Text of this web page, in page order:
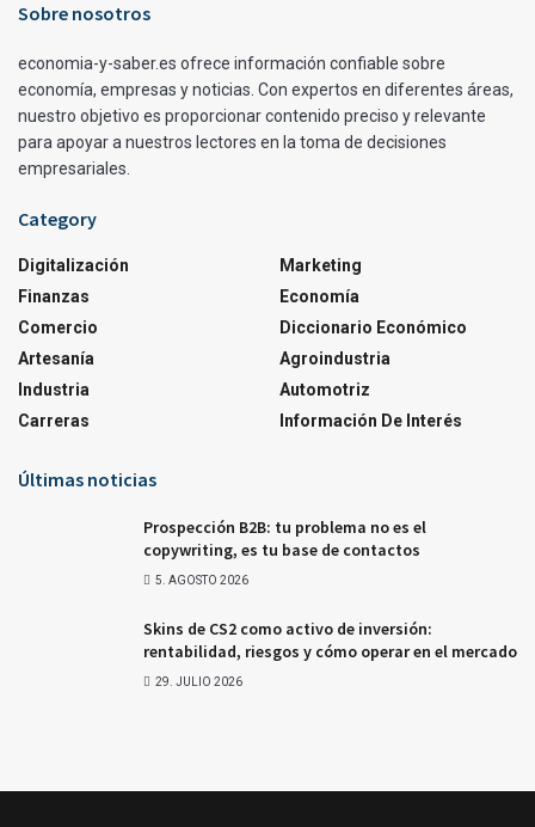
Sobre nosotros
economia-y-saber.es ofrece información confiable sobre
economía, empresas y noticias. Con expertos en diferentes áreas,
nuestro objetivo es proporcionar contenido preciso y relevante
para apoyar a nuestros lectores en la toma de decisiones
empresariales.
Category
Digitalización
Finanzas
Comercio
Artesanía
Industria
Carreras
Marketing
Economía
Diccionario Económico
Agroindustria
Automotriz
Información De Interés
Últimas noticias
Prospección B2B: tu problema no es el
copywriting, es tu base de contactos
5. AGOSTO 2026
Skins de CS2 como activo de inversión:
rentabilidad, riesgos y cómo operar en el mercado
29. JULIO 2026